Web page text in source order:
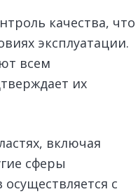
качества, что
эксплуатации.
всем
их
включая
сферы
с